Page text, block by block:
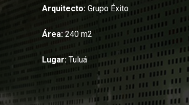
Arquitecto: Grupo Éxito
Área: 240 m2
Lugar: Tuluá